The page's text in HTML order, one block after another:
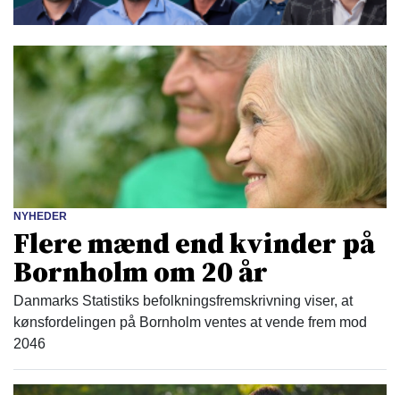
NYHEDER
Flere mænd end kvinder på
Bornholm om 20 år
Danmarks Statistiks befolkningsfremskrivning viser, at
kønsfordelingen på Bornholm ventes at vende frem mod
2046